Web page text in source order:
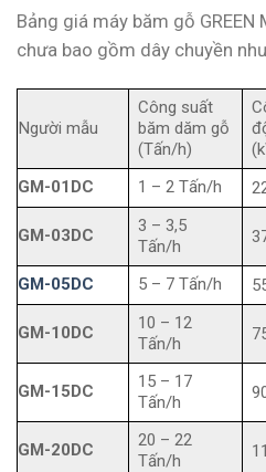
Bảng giá máy băm gỗ GREEN
chưa bao gồm dây chuyền
Người mẫu
Công suất
băm dăm gỗ
(Tấn/h)
GM-01DC 1 – 2 Tấn/h
GM-03DC
3 – 3,5
Tấn/h
GM-05DC 5 – 7 Tấn/h
GM-10DC
10 – 12
Tấn/h
GM-15DC
15 – 17
Tấn/h
GM-20DC
20 – 22
Tấn/h